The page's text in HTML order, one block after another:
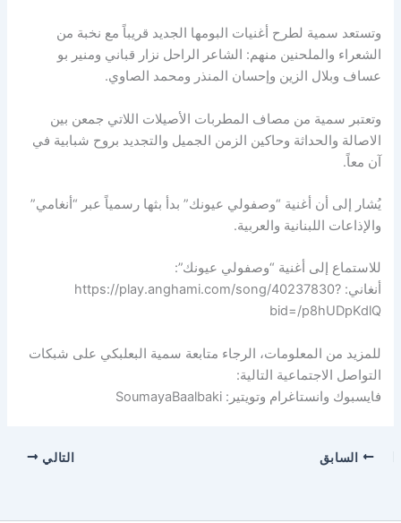
وتستعد سمية لطرح أغنيات البومها الجديد قريباً مع نخبة من
الشعراء والملحنين منهم: الشاعر الراحل نزار قباني ومنير بو
عساف وبلال الزين وإحسان المنذر ومحمد الصاوي.
وتعتبر سمية من مصاف المطربات الأصيلات اللاتي جمعن بين
الاصالة والحداثة وحاكين الزمن الجميل والتجديد بروح شبابية في
آن معاً.
يُشار إلى أن أغنية “وصفولي عيونك” بدأ بثها رسمياً عبر “أنغامي”
والإذاعات اللبنانية والعربية.
للاستماع إلى أغنية “وصفولي عيونك”:
أنغاني: https://play.anghami.com/song/40237830?
bid=/p8hUDpKdlQ
للمزيد من المعلومات، الرجاء متابعة سمية البعلبكي على شبكات
التواصل الاجتماعية التالية:
فايسبوك وانستاغرام وتويتير: SoumayaBaalbaki
السابق التالي